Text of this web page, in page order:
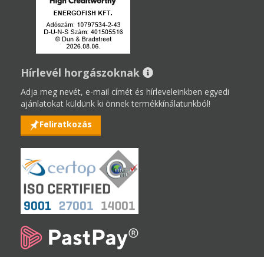
Hírlevél horgászoknak
Adja meg nevét, e-mail címét és hírleveleinkben egyedi
ajánlatokat küldünk ki önnek termékkínálatunkból!
Feliratkozás